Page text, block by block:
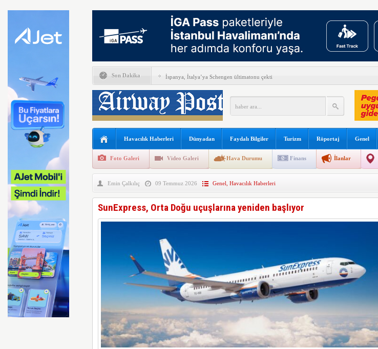
Son Dakika İspanya, İtalya’ya Schengen ültimatonu çekti
Airbus Temmuz ayı verilerini açıkladı
THY, Temmuz ayında 9,5 milyon yolcuya hizmet verdi
En yaşlı kadın kanat yürüyüşçüsü Betty Bromage
Boeing ile Ethiopian Airlines B787 işbirliğini genişletti
SunExpress’ten rekor hafta sonu:
THY Osaka’da kapasite artışına gidiyor
Lufthansa bazı B777X uçaklarını teslim almayacağını açıkladı
Emirates ile Arsenal sözleşmeyi 2033 yılına uzattı
Havacılık Haberleri Dünyadan Faydalı Bilgiler Turizm Röportaj Genel
Foto Galeri Video Galeri Hava Durumu Finans İlanlar
Emin Çalkılıç 09 Temmuz 2026 Genel Havacılık Haberleri
SunExpress, Orta Doğu uçuşlarına yeniden başlıyor